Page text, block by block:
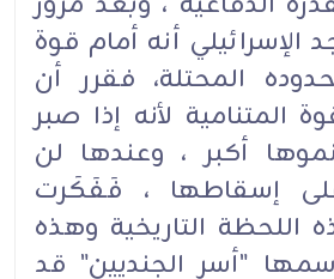
أنه أمام قوة
المحتلة، فقرر أن
المتنامية لأنه إذا صبر
أكبر ، وعندها لن
إسقاطها ، فَفَكَرت
اللحظة التاريخية وهذه
"أسر الجنديين" قد